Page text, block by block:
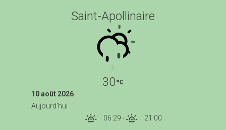
Saint-Apollinaire
30
10 août 2026
Aujourd'hui
06:29 - 21:00